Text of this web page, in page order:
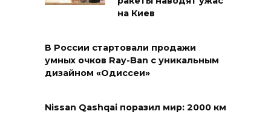
на Киев
В России стартовали продажи
умных очков Ray-Ban с уникальным
дизайном «Одиссеи»
Nissan Qashqai поразил мир: 2000 км